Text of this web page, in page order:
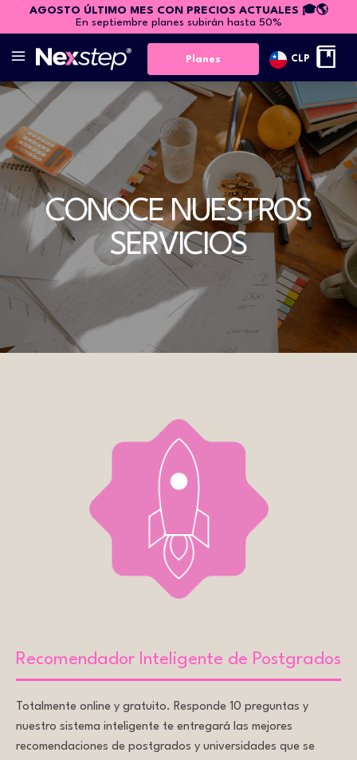
AGOSTO ÚLTIMO MES CON PRECIOS ACTUALES 🎓🌎
En septiembre planes subirán hasta 50%
Planes CLP
CONOCE NUESTROS
SERVICIOS
Recomendador Inteligente de Postgrados
Totalmente online y gratuito. Responde 10 preguntas y
nuestro sistema inteligente te entregará las mejores
recomendaciones de postgrados y universidades que se